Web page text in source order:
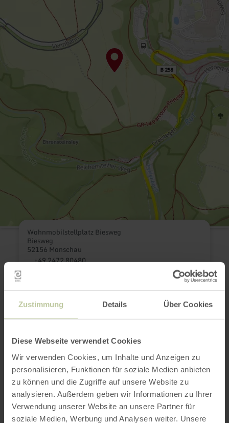
Zustimmung Details Über Cookies
Diese Webseite verwendet Cookies
Wir verwenden Cookies, um Inhalte und Anzeigen zu
personalisieren, Funktionen für soziale Medien anbieten
zu können und die Zugriffe auf unsere Website zu
analysieren. Außerdem geben wir Informationen zu Ihrer
Verwendung unserer Website an unsere Partner für
soziale Medien, Werbung und Analysen weiter. Unsere
Wohnmobilstellplatz Biesweg
Biesweg
52156 Monschau
+49 2472 80480
Plan your arrival
Show on map
This might also be
interesting